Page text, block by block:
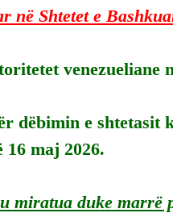
në Shtetet e
venezueliane
dëbimin e shtetasit
maj 2026.
miratua duke marrë